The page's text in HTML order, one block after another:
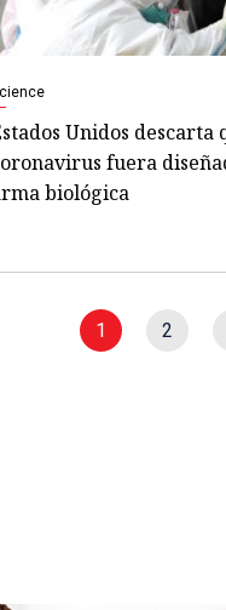
Unidos descarta
fuera
biológica
1 2